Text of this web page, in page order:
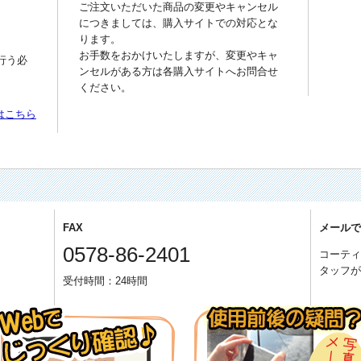
う必
こちら
ご注文いただいた商品の変更やキャンセル
につきましては、購入サイトでの対応とな
ります。
お手数をおかけいたしますが、変更やキャ
ンセルがある方は各購入サイトへお問合せ
ください。
FAX
0578-86-2401
受付時間：24時間
メール
コーテ
タッフ